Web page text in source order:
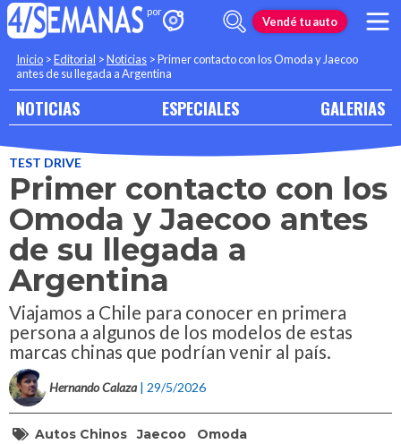
Vendé tu auto
Inicio >Editorial >Noticias >Primer contacto con los Omoda y Jaecoo
antes de su llegada a Argentina
NOTICIAS ESPECIALES GALERIAS
TEST DRIVE
Primer contacto con los
Omoda y Jaecoo antes
de su llegada a
Argentina
Viajamos a Chile para conocer en primera
persona a algunos de los modelos de estas
marcas chinas que podrían venir al país.
Hernando Calaza | 29/5/2026
Autos Chinos Jaecoo Omoda